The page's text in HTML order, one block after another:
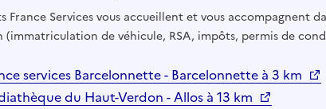
France Services vous accueillent et vous accompagnent
(immatriculation de véhicule, RSA, impôts, permis de
services Barcelonnette - Barcelonnette à 3 km
du Haut-Verdon - Allos à 13 km